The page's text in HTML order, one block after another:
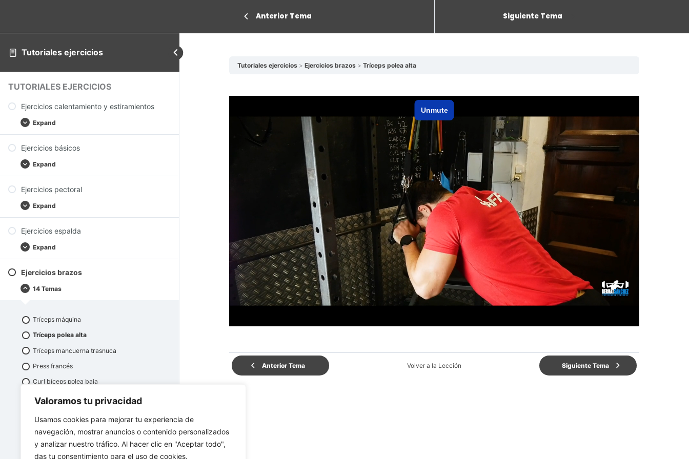
Valoramos tu privacidad
Usamos cookies para mejorar tu experiencia de
navegación, mostrar anuncios o contenido personalizados
y analizar nuestro tráfico. Al hacer clic en "Aceptar todo",
das tu consentimiento para el uso de cookies.
Tutoriales ejercicios
TUTORIALES EJERCICIOS
Ejercicios calentamiento y estiramientos
Expand
Ejercicios básicos
Expand
Ejercicios pectoral
Expand
Ejercicios espalda
Expand
Ejercicios brazos
14 Temas
Tríceps máquina
Tríceps polea alta
Tríceps mancuerna trasnuca
Press francés
Curl bíceps polea baja
Curl bíceps barra
Spider curl
Elevaciones laterales
Anterior Tema Siguiente Tema
Tutoriales ejercicios Ejercicios brazos Tríceps polea alta
Anterior Tema Volver a la Lección Siguiente Tema